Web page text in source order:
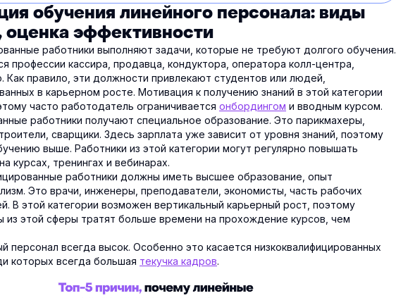
обучения линейного персонала: виды
эффективности
работники выполняют задачи, которые не требуют долгого обучения.
профессии кассира, продавца, кондуктора, оператора колл-центра,
Как правило, эти должности привлекают студентов или людей,
в карьерном росте. Мотивация к получению знаний в этой категории
часто работодатель ограничивается онбордингом и вводным курсом.
работники получают специальное образование. Это парикмахеры,
сварщики. Здесь зарплата уже зависит от уровня знаний, поэтому
выше. Работники из этой категории могут регулярно повышать
курсах, тренингах и вебинарах.
работники должны иметь высшее образование, опыт
Это врачи, инженеры, преподаватели, экономисты, часть рабочих
В этой категории возможен вертикальный карьерный рост, поэтому
из этой сферы тратят больше времени на прохождение курсов, чем
персонал всегда высок. Особенно это касается низкоквалифицированных
которых всегда большая текучка кадров.